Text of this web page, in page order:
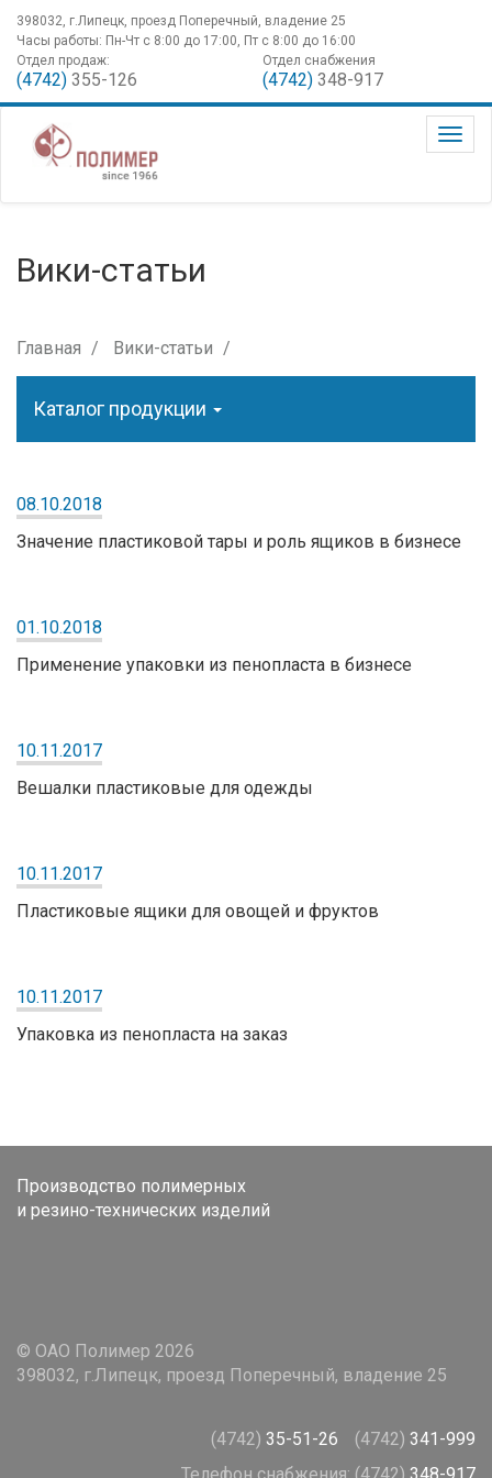
398032, г.Липецк, проезд Поперечный, владение 25
Часы работы: Пн-Чт с 8:00 до 17:00, Пт с 8:00 до 16:00
Отдел продаж:
(4742) 355-126
Отдел снабжения
(4742) 348-917
Вики-статьи
Главная Вики-статьи
Каталог продукции
08.10.2018
Значение пластиковой тары и роль ящиков в бизнесе
01.10.2018
Применение упаковки из пенопласта в бизнесе
10.11.2017
Вешалки пластиковые для одежды
10.11.2017
Пластиковые ящики для овощей и фруктов
10.11.2017
Упаковка из пенопласта на заказ
Производство полимерных
и резино-технических изделий
© ОАО Полимер 2026
398032, г.Липецк, проезд Поперечный, владение 25
(4742) 35-51-26 (4742) 341-999